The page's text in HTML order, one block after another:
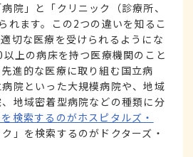
院」と「クリニック（診療所、
れます。この2つの違いを知るこ
切な医療を受けられるようにな
上の病床を持つ医療機関のこと
進的な医療に取り組む国立病
院といった大規模病院や、地域
地域密着型病院などの種類に分
を検索するのがホスピタルズ・
」を検索するのがドクターズ・